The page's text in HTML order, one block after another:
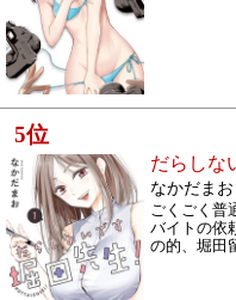
5位
だらしな
なかだまお
ごくごく普
バイトの依
の的、堀田